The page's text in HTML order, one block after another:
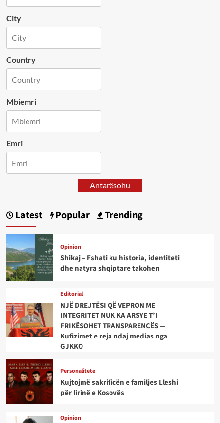
City
Country
Mbiemri
Emri
Antarësohu
Latest Popular Trending
Opinion
Shikaj – Fshati ku historia, identiteti
dhe natyra shqiptare takohen
Editorial
NJË DREJTËSI QË VEPRON ME
INTEGRITET NUK KA ARSYE T’I
FRIKËSOHET TRANSPARENCËS —
Kufizimet e reja ndaj medias nga
GJKKO
Personalitete
Kujtojmë sakrificën e familjes Lleshi
për lirinë e Kosovës
Opinion